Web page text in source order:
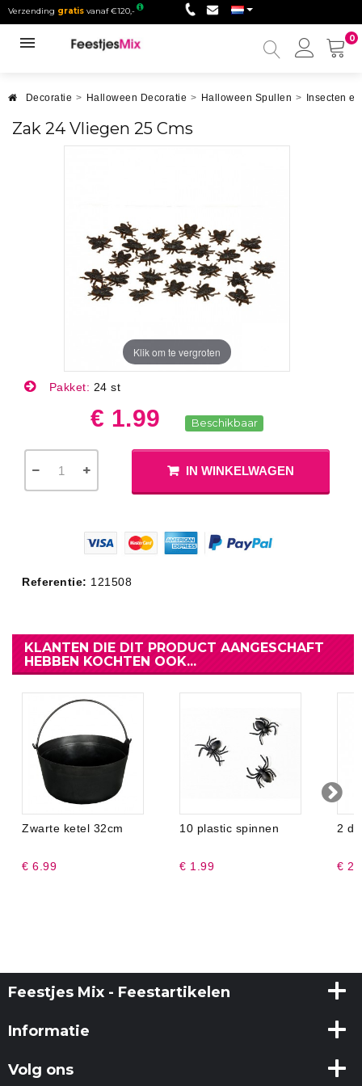
Verzending gratis vanaf €120,-
0
Mijn
Decoratie > Halloween Decoratie > Halloween Spullen > Insecten
Zak 24 Vliegen 25 Cms
Klik om te vergroten
Pakket: 24 st
€ 1.99 Beschikbaar
IN WINKELWAGEN
Referentie: 121508
KLANTEN DIE DIT PRODUCT AANGESCHAFT
HEBBEN KOCHTEN OOK...
Zwarte ketel 32cm
€ 6.99
10 plastic spinnen
€ 1.99
2
€
Feestjes Mix - Feestartikelen
Informatie
Volg ons